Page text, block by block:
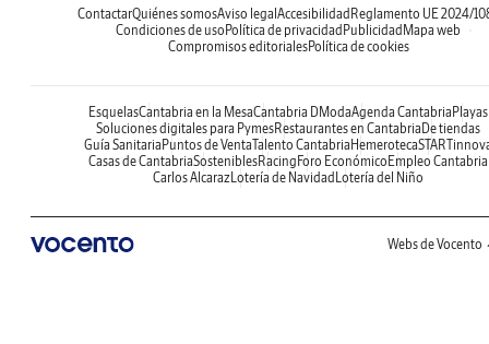
ContactarQuiénes somosAviso legal Accesibilidad Reglamento UE 2024/
Condiciones de uso Política de privacidad Publicidad Mapa web
Compromisos editorialesPolítica de cookies
EsquelasCantabria en la MesaCantabria DModaAgenda Cantabria Playas
Soluciones digitales para PymesRestaurantes en Cantabria De tiendas
Guía Sanitaria Puntos de VentaTalento Cantabria Hemeroteca
Casas de CantabriaSosteniblesRacing Foro Económico Empleo Cantabria
Carlos AlcarazLotería de Navidad Lotería del Niño
Webs de Vocento